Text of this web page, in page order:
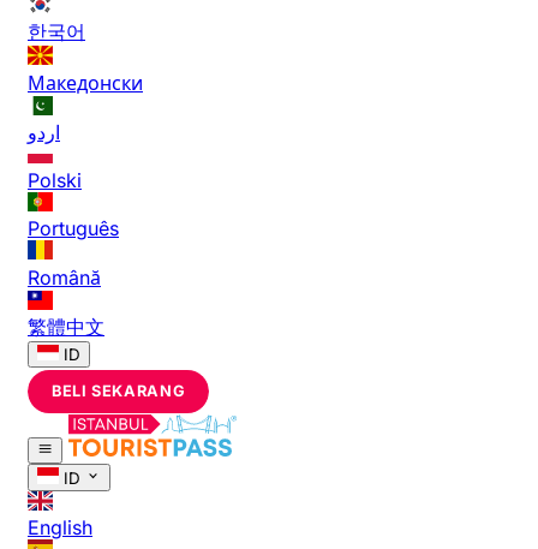
한국어
Македонски
اردو
Polski
Português
Română
繁體中文
ID
BELI SEKARANG
ID
English